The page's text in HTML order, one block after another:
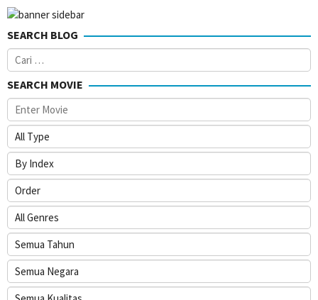
SEARCH BLOG
Cari
untuk:
SEARCH MOVIE